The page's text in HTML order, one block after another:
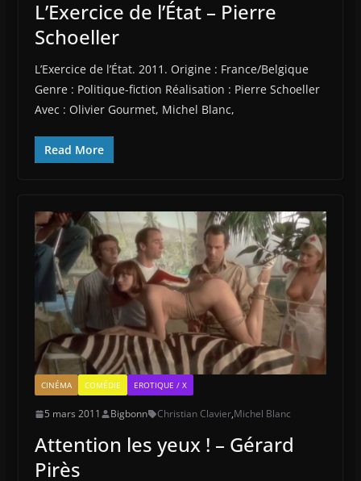
L’Exercice de l’État – Pierre
Schoeller
L’Exercice de l’État. 2011. Origine : France/Belgique
Genre : Politique-fiction Réalisation : Pierre Schoeller
Avec : Olivier Gourmet, Michel Blanc,
Read More
CINÉMA COMÉDIE EROTIQUE / X
5 mars 2011 Bigbonn Christian Clavier,Michel Blanc
Attention les yeux ! – Gérard
Pirès